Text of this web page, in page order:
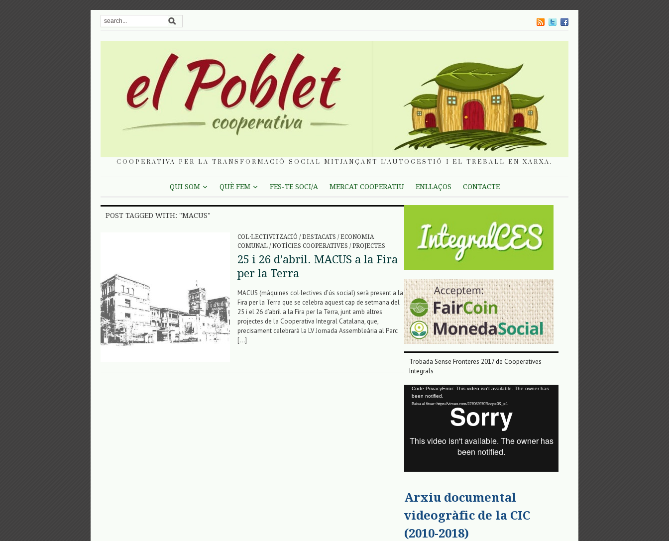
COOPERATIVA PER LA TRANSFORMACIÓ SOCIAL MITJANÇANT L'AUTOGESTIÓ I EL TREBALL EN XARXA.
QUI SOM QUÈ FEM FES-TE SOCI/A MERCAT COOPERATIU ENLLAÇOS CONTACTE
POST TAGGED WITH: "MACUS"
COL·LECTIVITZACIÓ / DESTACATS / ECONOMIA
COMUNAL / NOTÍCIES COOPERATIVES / PROJECTES
25 i 26 d’abril. MACUS a la Fira
per la Terra
MACUS (màquines col·lectives d’ús social) serà present a la
Fira per la Terra que se celebra aquest cap de setmana del
25 i el 26 d’abril a la Fira per la Terra, junt amb altres
projectes de la Cooperativa Integral Catalana, que,
precisament celebrarà la LV Jornada Assembleària al Parc
[…]
Trobada Sense Fronteres 2017 de Cooperatives
Integrals
Reproductor
vídeo
Code PrivacyError: This video isn't available. The owner has
been notified.
Baixa el fitxer: https://vimeo.com/227063970?loop=0&_=1
Arxiu documental
videogràfic de la CIC
(2010-2018)